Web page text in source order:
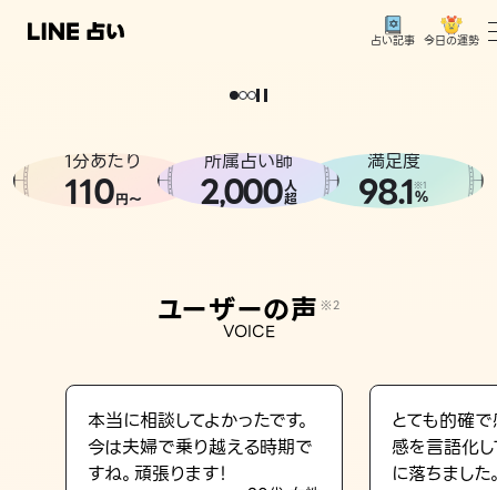
占い記事 今日の運勢
相談事例
どうせなら
。
1分あたり
110円〜
所属占い師
2,000人
超
満足度
98.1※1
%
ユーザーの声 ※2
VOICE
本当に相談してよかったです。
今は夫婦で乗り越える時期で
すね。頑張ります！
とても的確
感を言語化
に落ちました